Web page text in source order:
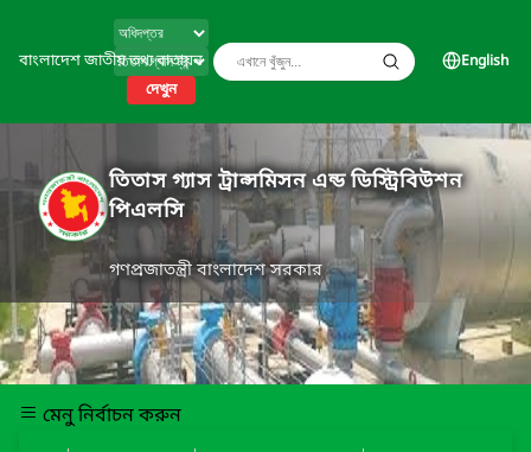
বাংলাদেশ জাতীয় তথ্য বাতায়ন
দেখুন
English
তিতাস গ্যাস ট্রান্সমিসন এন্ড ডিস্ট্রিবিউশন
পিএলসি
গণপ্রজাতন্ত্রী বাংলাদেশ সরকার
মেনু নির্বাচন করুন